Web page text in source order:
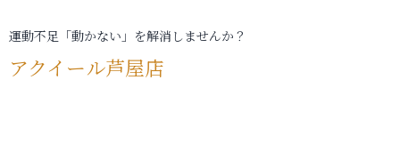
運動不足「動かない」を解消しませんか？
アクイール芦屋店